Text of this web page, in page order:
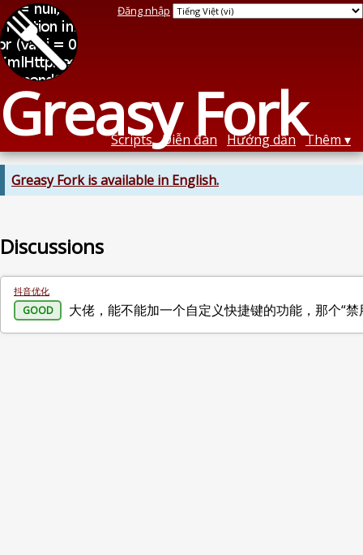
Greasy Fork
Đăng nhập
Scripts Diễn đàn Hướng dẫn Thêm
Greasy Fork is available in English.
Discussions
抖音优化
GOOD 大佬，能不能加一个自定义快捷键的功能，那个“